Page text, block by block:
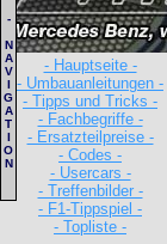
- Hauptseite -
- Umbauanleitungen -
- Tipps und Tricks -
- Fachbegriffe -
- Ersatzteilpreise -
- Codes -
- Usercars -
- Treffenbilder -
- F1-Tippspiel -
- Topliste -
-
N
A
V
I
G
A
T
I
O
N